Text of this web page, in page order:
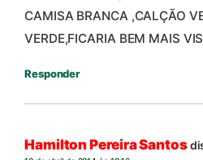
CAMISA BRANCA ,CALÇÃO
VERDE,FICARIA BEM MAIS
Responder
Hamilton Pereira Santos